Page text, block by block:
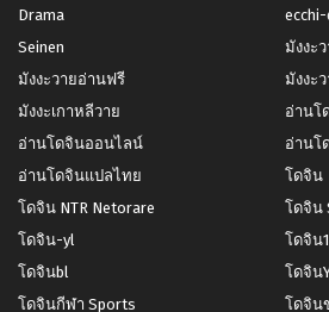
Drama
Seinen
มังงะ
มังงะวายอ่านฟรี
มังงะ
มังงะเกาหลีวาย
อ่านโ
อ่านโดจินออนไลน์
อ่านโ
อ่านโดจินแปลไทย
โดจิน
โดจิน NTR Netorare
โดจิน
โดจิน-yl
โดจิน
โดจินbl
โดจิน
โดจินกีฬา Sports
โดจิน